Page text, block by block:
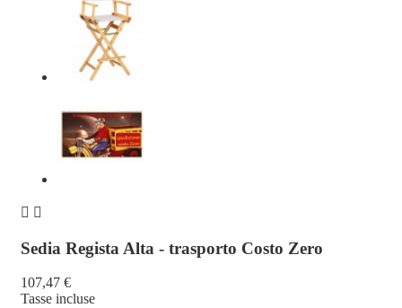
 
Sedia Regista Alta - trasporto Costo Zero
107,47 €
Tasse incluse